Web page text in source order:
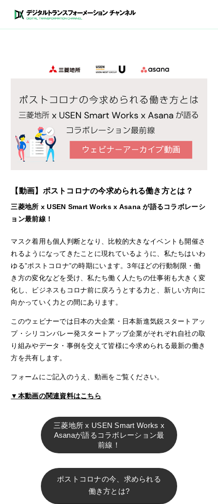
【動画】ポストコロナの今求められる働き方とは？
三菱地所 x USEN Smart Works x Asana が語るコラボレーシ
ョン最前線！
マスク着用も個人判断となり、比較的大きなイベントも開催さ
れるようになってきたことに現れているように、私たちはいわ
ゆる”ポストコロナ”の時期にいます。3年ほどの行動制限・働
き方の変化などを受け、私たち働く人たちの仕事術も大きく変
化し、ビジネスもコロナ前に戻ろうとする力と、新しい方向に
向かっていく力との間にあります。
このウェビナーでは日本の大企業・日本新進気鋭スタートアッ
プ・シリコンバレー発スタートアップ企業がそれぞれ自社の取
り組みやデータ・事例を交えて皆様に今求められる最新の働き
方を共有します。
フォームにご記入のうえ、動画をご覧ください。
▼本動画の関連資料はこちら
三菱地所 x USEN Smart Works x
Asanaが語るコラボレーション最
前線！
ポストコロナの今、求められる
働き方とは?